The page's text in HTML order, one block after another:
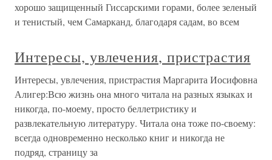
хорошо защищенный Гиссарскими горами, более зеленый
и тенистый, чем Самарканд, благодаря садам, во всем
Интересы, увлечения, пристрастия
Интересы, увлечения, пристрастия Маргарита Иосифовна
Алигер:Всю жизнь она много читала на разных языках и
никогда, по-моему, просто беллетристику и
развлекательную литературу. Читала она тоже по-своему:
всегда одновременно несколько книг и никогда не
подряд, страницу за